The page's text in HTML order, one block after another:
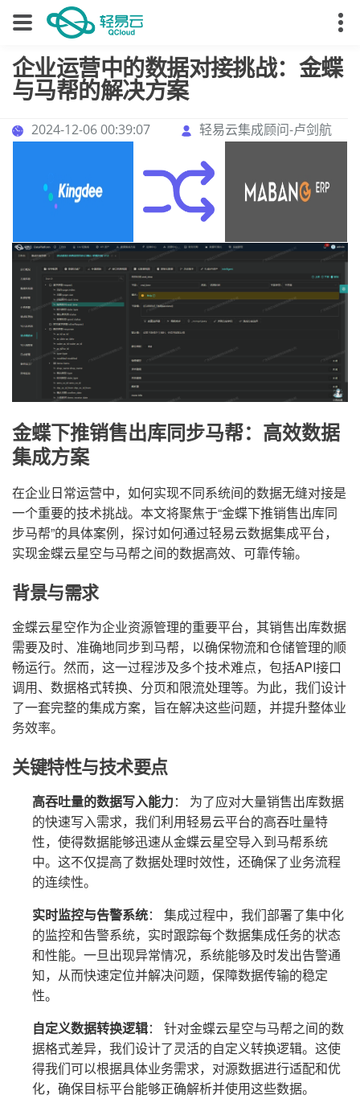
企业运营中的数据对接挑战：金蝶
与马帮的解决方案
2024-12-06 00:39:07 轻易云集成顾问-卢剑航
金蝶下推销售出库同步马帮：高效数据
集成方案
在企业日常运营中，如何实现不同系统间的数据无缝对接是
一个重要的技术挑战。本文将聚焦于“金蝶下推销售出库同
步马帮”的具体案例，探讨如何通过轻易云数据集成平台，
实现金蝶云星空与马帮之间的数据高效、可靠传输。
背景与需求
金蝶云星空作为企业资源管理的重要平台，其销售出库数据
需要及时、准确地同步到马帮，以确保物流和仓储管理的顺
畅运行。然而，这一过程涉及多个技术难点，包括API接口
调用、数据格式转换、分页和限流处理等。为此，我们设计
了一套完整的集成方案，旨在解决这些问题，并提升整体业
务效率。
关键特性与技术要点
高吞吐量的数据写入能力： 为了应对大量销售出库数据
的快速写入需求，我们利用轻易云平台的高吞吐量特
性，使得数据能够迅速从金蝶云星空导入到马帮系统
中。这不仅提高了数据处理时效性，还确保了业务流程
的连续性。
实时监控与告警系统： 集成过程中，我们部署了集中化
的监控和告警系统，实时跟踪每个数据集成任务的状态
和性能。一旦出现异常情况，系统能够及时发出告警通
知，从而快速定位并解决问题，保障数据传输的稳定
性。
自定义数据转换逻辑： 针对金蝶云星空与马帮之间的数
据格式差异，我们设计了灵活的自定义转换逻辑。这使
得我们可以根据具体业务需求，对源数据进行适配和优
化，确保目标平台能够正确解析并使用这些数据。